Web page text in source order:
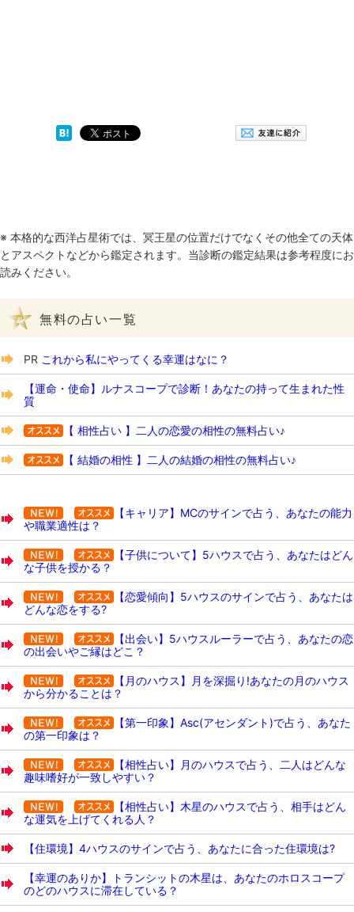
※ 本格的な西洋占星術では、冥王星の位置だけでなくその他全ての天体
とアスペクトなどから鑑定されます。当診断の鑑定結果は参考程度にお
読みください。
無料の占い一覧
PR これから私にやってくる幸運はなに？
【運命・使命】ルナスコープで診断！あなたの持って生まれた性
質
【 相性占い 】二人の恋愛の相性の無料占い♪
【 結婚の相性 】二人の結婚の相性の無料占い♪
【キャリア】MCのサインで占う、あなたの能力
や職業適性は？
【子供について】5ハウスで占う、あなたはどん
な子供を授かる？
【恋愛傾向】5ハウスのサインで占う、あなたは
どんな恋をする?
【出会い】5ハウスルーラーで占う、あなたの恋
の出会いやご縁はどこ？
【月のハウス】月を深掘り!あなたの月のハウス
から分かることは？
【第一印象】Asc(アセンダント)で占う、あなた
の第一印象は？
【相性占い】月のハウスで占う、二人はどんな
趣味嗜好が一致しやすい？
【相性占い】木星のハウスで占う、相手はどん
な運気を上げてくれる人？
【住環境】4ハウスのサインで占う、あなたに合った住環境は?
【幸運のありか】トランシットの木星は、あなたのホロスコープ
のどのハウスに滞在している？